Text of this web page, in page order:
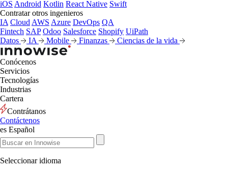
iOS Android Kotlin React Native Swift
Contratar otros ingenieros
IA Cloud AWS Azure DevOps QA
Fintech SAP Odoo Salesforce Shopify UiPath
Datos
IA Mobile Finanzas Ciencias de la vida
Conócenos
Servicios
Tecnologías
Industrias
Cartera
Contrátanos
Contáctenos
es Español
Seleccionar idioma